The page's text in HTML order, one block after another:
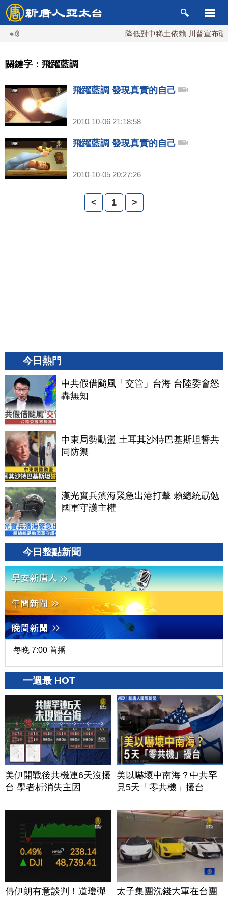
降低對中稀土依賴 川普宣布礦
關鍵字：飛躍藍調
飛躍藍調 發現真實的自己
2010-10-06 21:18:58
飛躍藍調 發現真實的自己
2010-10-05 20:27:26
< 1 >
今日熱門
中共假借颱風「交管」台海 台陸委會怒
轟無知
中東局勢動盪 土耳其沙特巴基斯坦誓共
同防禦
漢光實兵濱海緊急出港打擊 賴總統勗勉
國軍守護主權
今日整點新聞
每晚 7:00 首播
一週最 HOT
美伊開戰後共機連6天沒擾
台 學者析消失主因
美以嚇壞中南海？中共罕
見5天「零共機」擾台
傳伊朗有意談判！道瓊彈
太子集團洗錢大軍在台團